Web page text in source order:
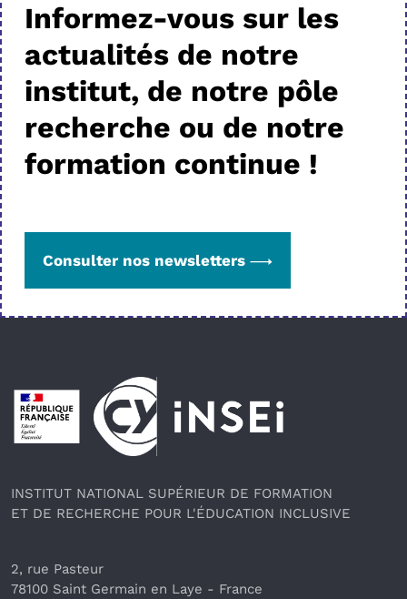
Informez-vous sur les
actualités de notre
institut, de notre pôle
recherche ou de notre
formation continue !
Consulter nos newsletters
Pied de page
INSTITUT NATIONAL SUPÉRIEUR DE FORMATION
ET DE RECHERCHE POUR L'ÉDUCATION INCLUSIVE
2, rue Pasteur
78100 Saint Germain en Laye - France